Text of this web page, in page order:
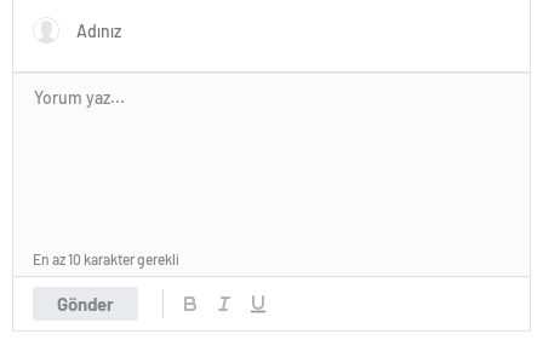
Gönder
En az 10 karakter gerekli